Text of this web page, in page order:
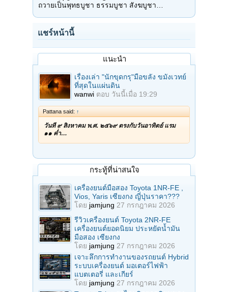
ถวายเป็นพุทธบูชา ธรรมบูชา สังฆบูชา…
แชร์หน้านี้
แนะนำ
เรื่องเล่า "นักขุดกรุ"มือขลัง ขมังเวทย์
ที่สุดในแผ่นดิน
wanwi ตอบ วันนี้เมื่อ 19:29
Pattana said: ↑
วันที่ ๙ สิงหาคม พ.ศ. ๒๕๖๙ ตรงกับวันอาทิตย์ แรม
๑๑ ค่ำ…
กระทู้ที่น่าสนใจ
เครื่องยนต์มือสอง Toyota 1NR-FE ,
Vios, Yaris เซียงกง ญี่ปุ่นราคา???
โดย jamjung 27 กรกฎาคม 2026
รีวิวเครื่องยนต์ Toyota 2NR-FE
เครื่องยนต์ยอดนิยม ประหยัดน้ำมัน
มือสอง เซียงกง
โดย jamjung 27 กรกฎาคม 2026
เจาะลึกการทำงานของรถยนต์ Hybrid
ระบบเครื่องยนต์ มอเตอร์ไฟฟ้า
แบตเตอรี่ และเกียร์
โดย jamjung 27 กรกฎาคม 2026